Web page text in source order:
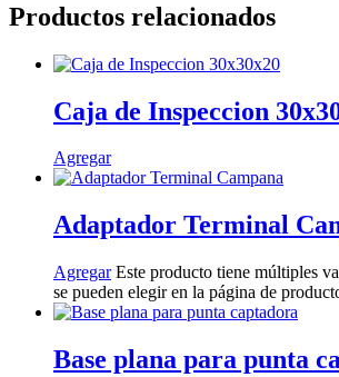
Productos relacionados
Caja de Inspeccion
Agregar
Adaptador Terminal
Agregar Este producto tiene múltiples
se pueden elegir en la página de
Base plana para punta